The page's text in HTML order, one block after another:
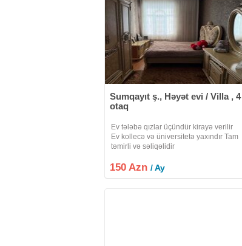
Sumqayıt ş., Həyət evi / Villa , 4
otaq
Ev tələbə qızlar üçündür kirayə verilir
Ev kollecə və üniversitetə yaxındır Tam
təmirli və səliqəlidir
150 Azn/ Ay